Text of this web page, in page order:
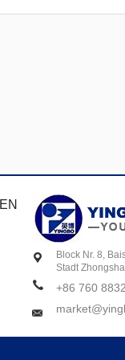
Block Nr. 8,
Stadt
+86 760